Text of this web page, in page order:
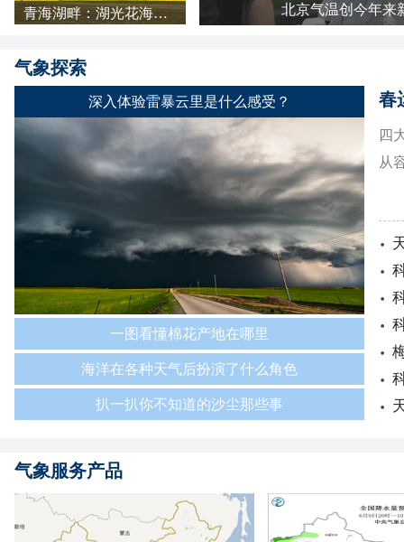
青海湖畔：湖光花海长云 天地铺成明亮画卷 北京气温创今年来
气象探索
深入体验雷暴云里是什么感受？
一图看懂棉花产地在哪里
海洋在各种天气后扮演了什么角色
扒一扒你不知道的沙尘那些事
春
四
从
气象服务产品